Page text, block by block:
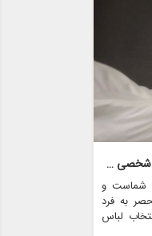
هنر سفارشی کردن لباس عروسی: افزودن نکات برای شخصی سازی
شماست و
به فرد
لباس